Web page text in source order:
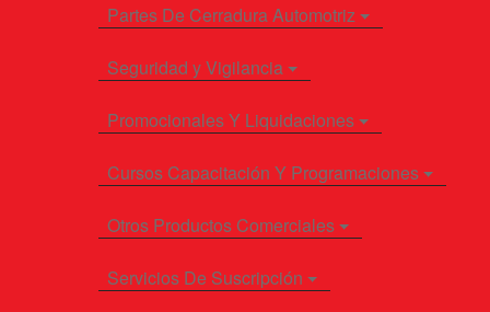
Partes De Cerradura Automotriz
Seguridad y Vigilancia
Promocionales Y Liquidaciones
Cursos Capacitación Y Programaciones
Otros Productos Comerciales
Servicios De Suscripción